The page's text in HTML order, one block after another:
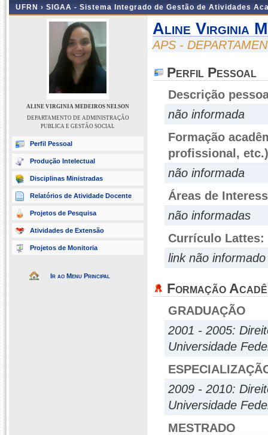
UFRN › SIGAA - Sistema Integrado de Gestão de Atividades
ALINE VIRGINIA MEDEIROS NELSON
DEPARTAMENTO DE ADMINISTRAÇÃO
PUBLICA E GESTÃO SOCIAL
Perfil Pessoal
Produção Intelectual
Disciplinas Ministradas
Relatórios de Atividade Docente
Projetos de Pesquisa
Atividades de Extensão
Projetos de Monitoria
Ir ao Menu Principal
Aline Virginia
APS -
Perfil Pessoal
Descrição
não informada
Formação
profissional, etc.)
não informada
Áreas de
não informadas
Currículo Lattes:
link não informado
Formação
GRADUAÇÃO
2001 - 2005:
Universidade
2009 - 2010:
Universidade
MESTRADO